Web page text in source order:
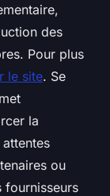
des
Pour plus
le site. Se
la
ou
fournisseurs